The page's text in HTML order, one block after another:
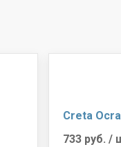
Creta
733 руб. /